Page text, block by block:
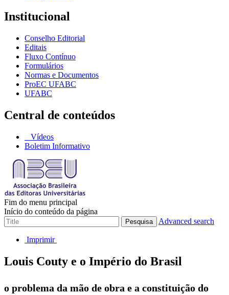
Institucional
Conselho Editorial
Editais
Fluxo Contínuo
Formulários
Normas e Documentos
ProEC UFABC
UFABC
Central de conteúdos
Vídeos
Boletim Informativo
Fim do menu principal
Início do conteúdo da página
Pesquisa Advanced search
Imprimir
Louis Couty e o Império do Brasil
o problema da mão de obra e a constituição do